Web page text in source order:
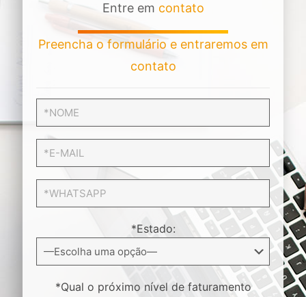
Entre em contato
Preencha o formulário e entraremos em
contato
*Estado:
*Qual o próximo nível de faturamento